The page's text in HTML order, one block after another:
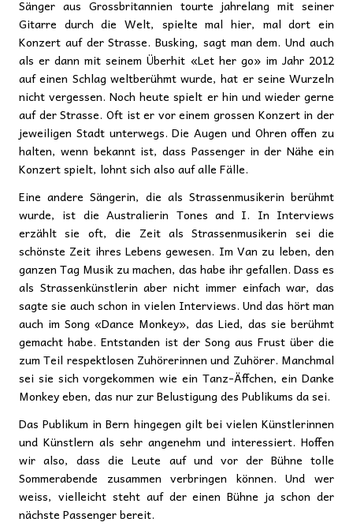
Sänger aus Grossbritannien tourte jahrelang mit seiner
Gitarre durch die Welt, spielte mal hier, mal dort ein
Konzert auf der Strasse. Busking, sagt man dem. Und auch
als er dann mit seinem Überhit «Let her go» im Jahr 2012
auf einen Schlag weltberühmt wurde, hat er seine Wurzeln
nicht vergessen. Noch heute spielt er hin und wieder gerne
auf der Strasse. Oft ist er vor einem grossen Konzert in der
jeweiligen Stadt unterwegs. Die Augen und Ohren offen zu
halten, wenn bekannt ist, dass Passenger in der Nähe ein
Konzert spielt, lohnt sich also auf alle Fälle.
Eine andere Sängerin, die als Strassenmusikerin berühmt
wurde, ist die Australierin Tones and I. In Interviews
erzählt sie oft, die Zeit als Strassenmusikerin sei die
schönste Zeit ihres Lebens gewesen. Im Van zu leben, den
ganzen Tag Musik zu machen, das habe ihr gefallen. Dass es
als Strassenkünstlerin aber nicht immer einfach war, das
sagte sie auch schon in vielen Interviews. Und das hört man
auch im Song «Dance Monkey», das Lied, das sie berühmt
gemacht habe. Entstanden ist der Song aus Frust über die
zum Teil respektlosen Zuhörerinnen und Zuhörer. Manchmal
sei sie sich vorgekommen wie ein Tanz-Äffchen, ein Danke
Monkey eben, das nur zur Belustigung des Publikums da sei.
Das Publikum in Bern hingegen gilt bei vielen Künstlerinnen
und Künstlern als sehr angenehm und interessiert. Hoffen
wir also, dass die Leute auf und vor der Bühne tolle
Sommerabende zusammen verbringen können. Und wer
weiss, vielleicht steht auf der einen Bühne ja schon der
nächste Passenger bereit.